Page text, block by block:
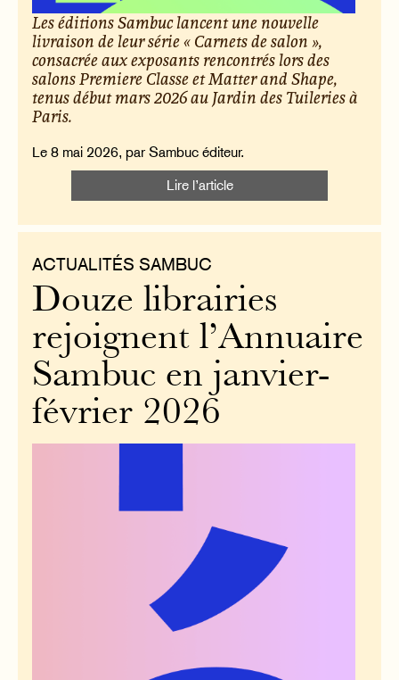
Les éditions Sambuc lancent une nouvelle
livraison de leur série « Carnets de salon »,
consacrée aux exposants rencontrés lors des
salons Premiere Classe et Matter and Shape,
tenus début mars 2026 au Jardin des Tuileries à
Paris.
Le 8 mai 2026, par Sambuc éditeur.
Lire l’article
ACTUALITÉS SAMBUC
Douze librairies
rejoignent l’Annuaire
Sambuc en janvier-
février 2026